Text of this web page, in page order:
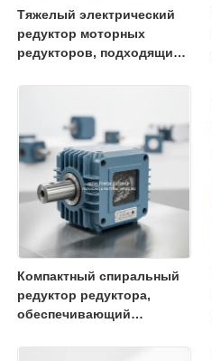
Тяжелый электрический
редуктор моторных
редукторов, подходящий
долговечное
строительство
Компактный спиральный
редуктор редуктора,
обеспечивающий